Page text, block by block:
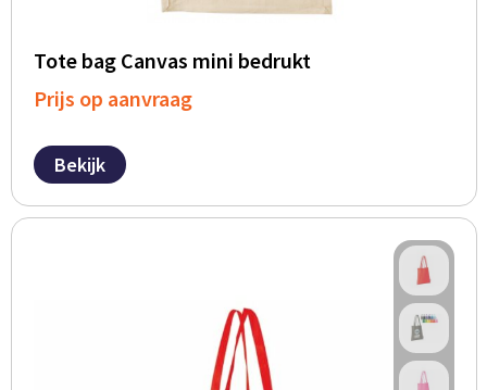
Tote bag Canvas mini bedrukt
Prijs op aanvraag
Bekijk